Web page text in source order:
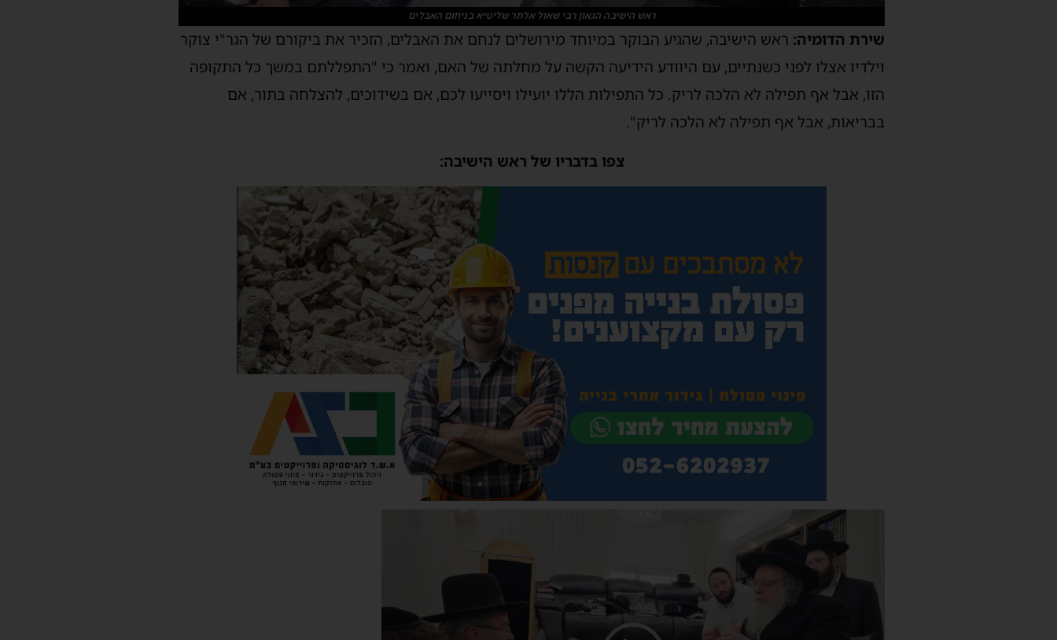
ראש הישיבה הגאון רבי שאול אלתר שליט״א בניחום האבלים
שירת הדומיה: ראש הישיבה, שהגיע הבוקר במיוחד מירושלים לנחם את האבלים, הזכיר את ביקורם של הגר"י צוקר
וילדיו אצלו לפני כשנתיים, עם היוודע הידיעה הקשה על מחלתה של האם, ואמר כי "התפללתם במשך כל התקופה
הזו, אבל אף תפילה לא הלכה לריק. כל התפילות הללו יועילו ויסייעו לכם, אם בשידוכים, להצלחה בתור, אם
בבריאות, אבל אף תפילה לא הלכה לריק".
צפו בדבריו של ראש הישיבה: